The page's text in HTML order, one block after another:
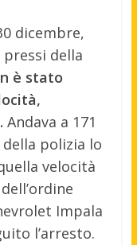
dicembre,
della
è stato
Andava a 171
polizia lo
velocità
Impala
l’arresto.